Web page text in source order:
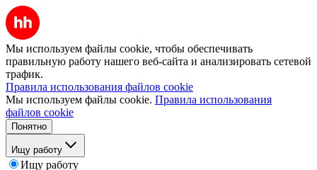
Мы используем файлы cookie, чтобы обеспечивать
правильную работу нашего веб-сайта и анализировать сетевой
трафик.
Правила использования файлов cookie
Мы используем файлы cookie. Правила использования
файлов cookie
Понятно
Ищу работу
Ищу работу